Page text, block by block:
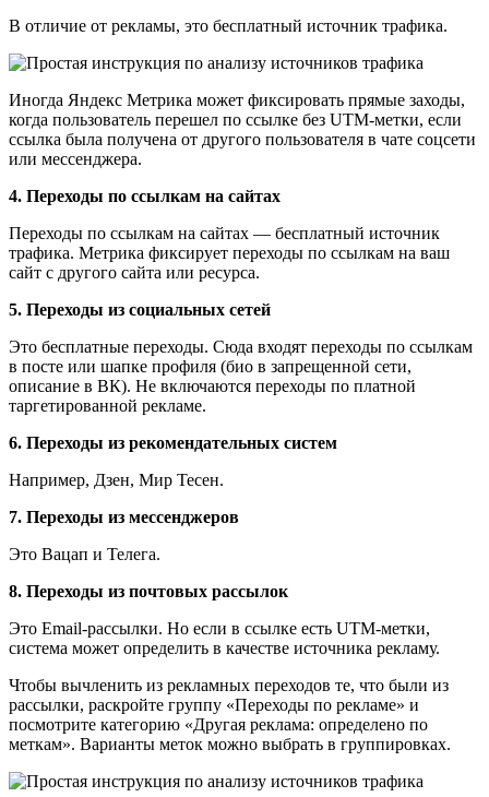
В отличие от рекламы, это бесплатный источник трафика.
Иногда Яндекс Метрика может фиксировать прямые заходы,
когда пользователь перешел по ссылке без UTM-метки, если
ссылка была получена от другого пользователя в чате соцсети
или мессенджера.
4. Переходы по ссылкам на сайтах
Переходы по ссылкам на сайтах — бесплатный источник
трафика. Метрика фиксирует переходы по ссылкам на ваш
сайт с другого сайта или ресурса.
5. Переходы из социальных сетей
Это бесплатные переходы. Сюда входят переходы по ссылкам
в посте или шапке профиля (био в запрещенной сети,
описание в ВК). Не включаются переходы по платной
таргетированной рекламе.
6. Переходы из рекомендательных систем
Например, Дзен, Мир Тесен.
7. Переходы из мессенджеров
Это Вацап и Телега.
8. Переходы из почтовых рассылок
Это Email-рассылки. Но если в ссылке есть UTM-метки,
система может определить в качестве источника рекламу.
Чтобы вычленить из рекламных переходов те, что были из
рассылки, раскройте группу «Переходы по рекламе» и
посмотрите категорию «Другая реклама: определено по
меткам». Варианты меток можно выбрать в группировках.